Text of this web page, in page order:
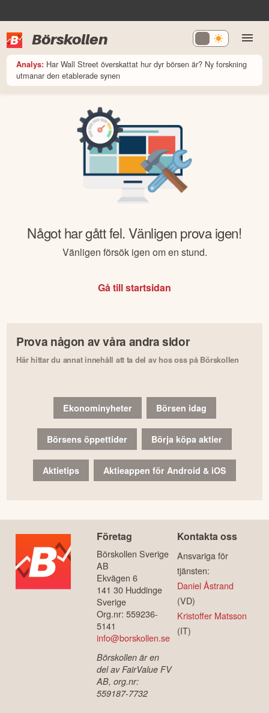
Börskollen
Analys: Har Wall Street överskattat hur dyr börsen är? Ny forskning
utmanar den etablerade synen
Något har gått fel. Vänligen prova igen!
Vänligen försök igen om en stund.
Gå till startsidan
Prova någon av våra andra sidor
Här hittar du annat innehåll att ta del av hos oss på Börskollen
Ekonominyheter Börsen idag
Börsens öppettider Börja köpa aktier
Aktietips Aktieappen för Android & iOS
Företag
Börskollen Sverige
AB
Ekvägen 6
141 30 Huddinge
Sverige
Org.nr: 559236-
5141
info@borskollen.se
Börskollen är en
del av FairValue FV
AB, org.nr:
559187-7732
Kontakta oss
Ansvariga för
tjänsten:
Daniel Åstrand
(VD)
Kristoffer Matsson
(IT)